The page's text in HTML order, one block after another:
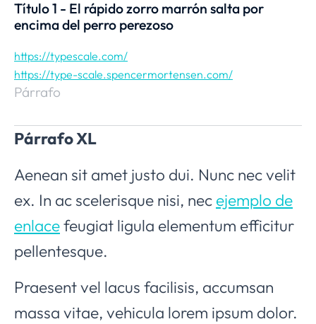
Título 1 - El rápido zorro marrón salta por
encima del perro perezoso
https://typescale.com/
https://type-scale.spencermortensen.com/
Párrafo
Párrafo XL
Aenean sit amet justo dui. Nunc nec velit
ex. In ac scelerisque nisi, nec ejemplo de
enlacefeugiat ligula elementum efficitur
pellentesque.
Praesent vel lacus facilisis, accumsan
massa vitae, vehicula lorem ipsum dolor.